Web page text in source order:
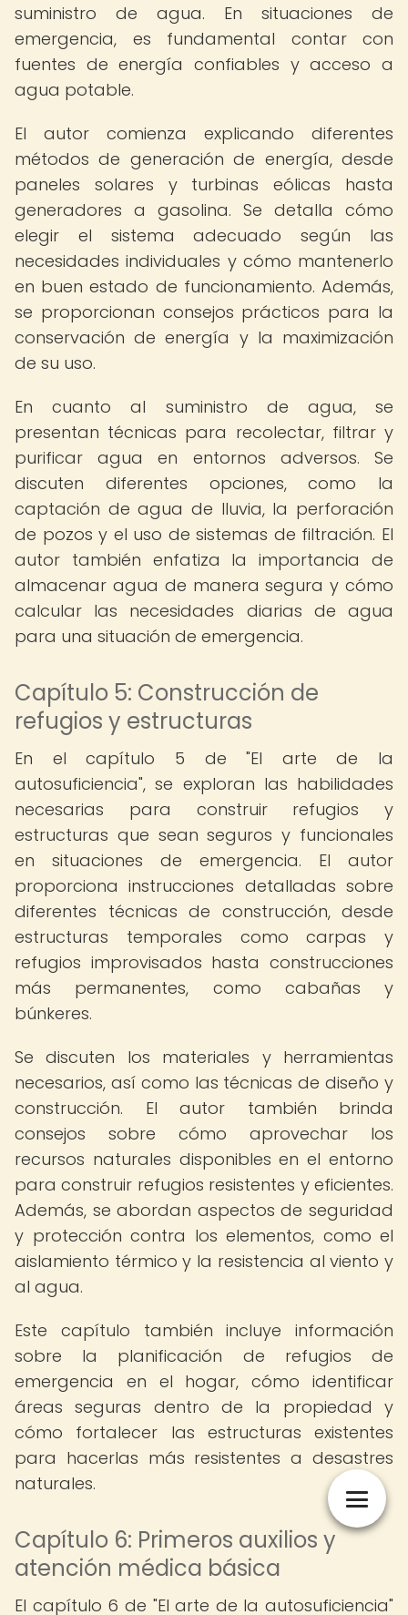
suministro de agua. En situaciones de
emergencia, es fundamental contar con
fuentes de energía confiables y acceso a
agua potable.
El autor comienza explicando diferentes
métodos de generación de energía, desde
paneles solares y turbinas eólicas hasta
generadores a gasolina. Se detalla cómo
elegir el sistema adecuado según las
necesidades individuales y cómo mantenerlo
en buen estado de funcionamiento. Además,
se proporcionan consejos prácticos para la
conservación de energía y la maximización
de su uso.
En cuanto al suministro de agua, se
presentan técnicas para recolectar, filtrar y
purificar agua en entornos adversos. Se
discuten diferentes opciones, como la
captación de agua de lluvia, la perforación
de pozos y el uso de sistemas de filtración. El
autor también enfatiza la importancia de
almacenar agua de manera segura y cómo
calcular las necesidades diarias de agua
para una situación de emergencia.
Capítulo 5: Construcción de
refugios y estructuras
En el capítulo 5 de "El arte de la
autosuficiencia", se exploran las habilidades
necesarias para construir refugios y
estructuras que sean seguros y funcionales
en situaciones de emergencia. El autor
proporciona instrucciones detalladas sobre
diferentes técnicas de construcción, desde
estructuras temporales como carpas y
refugios improvisados hasta construcciones
más permanentes, como cabañas y
búnkeres.
Se discuten los materiales y herramientas
necesarios, así como las técnicas de diseño y
construcción. El autor también brinda
consejos sobre cómo aprovechar los
recursos naturales disponibles en el entorno
para construir refugios resistentes y eficientes.
Además, se abordan aspectos de seguridad
y protección contra los elementos, como el
aislamiento térmico y la resistencia al viento y
al agua.
Este capítulo también incluye información
sobre la planificación de refugios de
emergencia en el hogar, cómo identificar
áreas seguras dentro de la propiedad y
cómo fortalecer las estructuras existentes
para hacerlas más resistentes a desastres
naturales.
Capítulo 6: Primeros auxilios y
atención médica básica
El capítulo 6 de "El arte de la autosuficiencia"